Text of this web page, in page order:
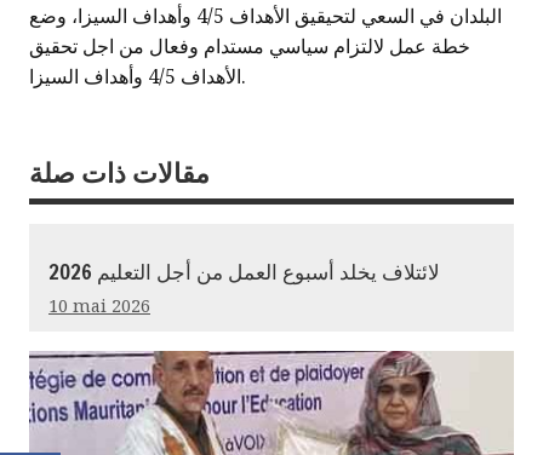
البلدان في السعي لتحيقيق الأهداف 4/5 وأهداف السيزا، وضع
خطة عمل لالتزام سياسي مستدام وفعال من اجل تحقيق
الأهداف 4/5 وأهداف السيزا.
مقالات ذات صلة
لائتلاف يخلد أسبوع العمل من أجل التعليم 2026
10 mai 2026